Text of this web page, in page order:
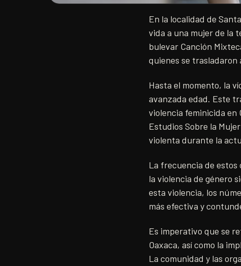
En la localidad de
vida a una mujer de la
bulevar Canción
quienes se trasladaron
Hasta el momento, la
avanzada edad. Este
violencia feminicida en
Estudios Sobre la
violenta durante la
La frecuencia de
la violencia de género
esta violencia, los
más efectiva y
Es imperativo que se
Oaxaca, así como la
La comunidad y las